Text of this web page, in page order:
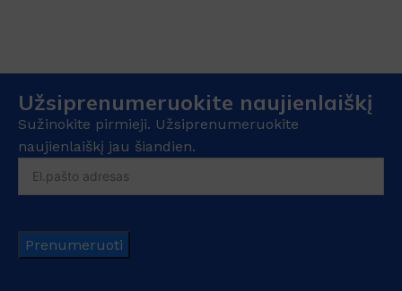
Užsiprenumeruokite naujienlaiškį
Sužinokite pirmieji. Užsiprenumeruokite
naujienlaiškį jau šiandien.
Prenumeruoti